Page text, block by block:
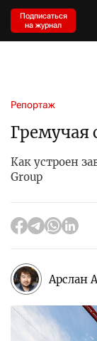
Подписаться
на журнал
Репортаж
Гремучая
Как устроен
Group
Арслан